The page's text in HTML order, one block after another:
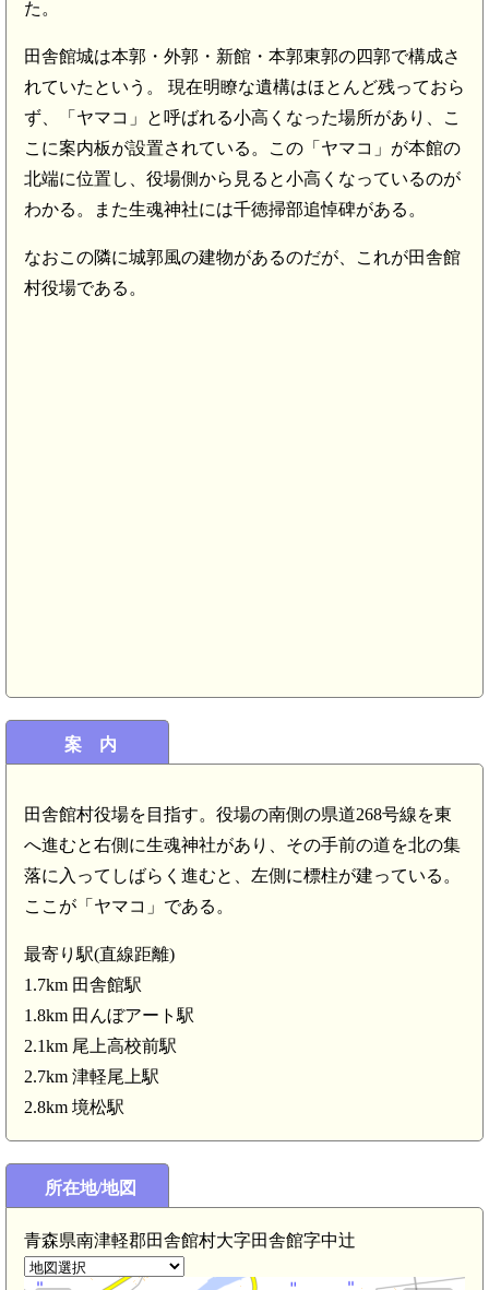
た。
田舎館城は本郭・外郭・新館・本郭東郭の四郭で構成さ
れていたという。 現在明瞭な遺構はほとんど残っておら
ず、「ヤマコ」と呼ばれる小高くなった場所があり、こ
こに案内板が設置されている。この「ヤマコ」が本館の
北端に位置し、役場側から見ると小高くなっているのが
わかる。また生魂神社には千徳掃部追悼碑がある。
なおこの隣に城郭風の建物があるのだが、これが田舎館
村役場である。
案 内
田舎館村役場を目指す。役場の南側の県道268号線を東
へ進むと右側に生魂神社があり、その手前の道を北の集
落に入ってしばらく進むと、左側に標柱が建っている。
ここが「ヤマコ」である。
最寄り駅(直線距離)
1.7km 田舎館駅
1.8km 田んぼアート駅
2.1km 尾上高校前駅
2.7km 津軽尾上駅
2.8km 境松駅
所在地/地図
青森県南津軽郡田舎館村大字田舎館字中辻
陸奥 堂野前館(2.3km)